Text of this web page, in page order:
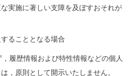
実施に著しい支障を及ぼすおそれが
ることとなる場合
履歴情報および特性情報などの個人
，原則として開示いたしません。